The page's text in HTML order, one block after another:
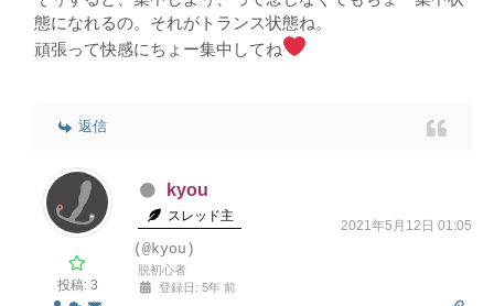
態になれるの。それがトランス状態ね。
頑張って快感にちょー集中してね
返信
投稿: 3
kyou
スレッド主
2021年5月12日 01:05
(@kyou)
脱初心者
登録日: 5年 前